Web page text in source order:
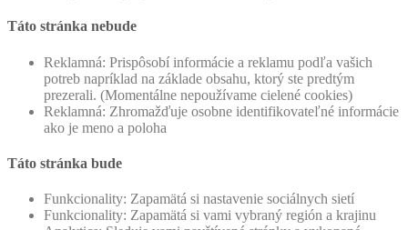
Táto stránka nebude
Reklamná: Prispôsobí informácie a reklamu podľa vašich
potreb napríklad na základe obsahu, ktorý ste predtým
prezerali. (Momentálne nepoužívame cielené cookies)
Reklamná: Zhromažďuje osobne identifikovateľné informácie
ako je meno a poloha
Táto stránka bude
Funkcionality: Zapamätá si nastavenie sociálnych sietí
Funkcionality: Zapamätá si vami vybraný región a krajinu